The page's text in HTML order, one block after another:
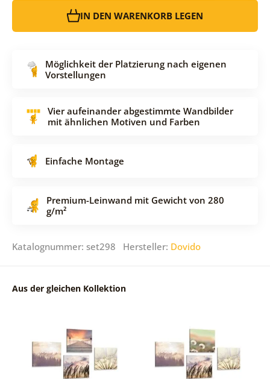
IN DEN WARENKORB LEGEN
Möglichkeit der Platzierung nach eigenen
Vorstellungen
Vier aufeinander abgestimmte Wandbilder
mit ähnlichen Motiven und Farben
Einfache Montage
Premium-Leinwand mit Gewicht von 280
g/m²
Katalognummer: set298 Hersteller: Dovido
Aus der gleichen Kollektion